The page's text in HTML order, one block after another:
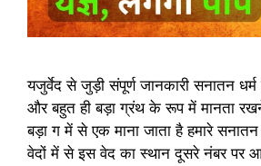
यजुर्वेद से जुड़ी संपूर्ण जानकारी सनातन
और बहुत ही बड़ा ग्रंथ के रूप में मानता
बड़ा ग में से एक माना जाता है हमारे
वेदों में से इस वेद का स्थान दूसरे नंबर पर